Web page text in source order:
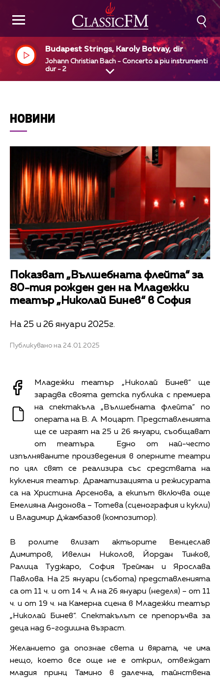
Budapest Strings, Karoly Botvay, dir
Johann Christian Bach - Concerto a piu instrumenti in
dur - 2
НОВИНИ
Показват „Вълшебната флейта“ за
80-тия рожден ден на Младежки
театър „Николай Бинев“ в София
На 25 и 26 януари 2025г.
Публикувано на 24.01.2025
Младежки театър „Николай Бинев“ ще
зарадва своята детска публика с премиера
на спектакъла „Вълшебната флейта“ по
операта на В. А. Моцарт. Представленията
ще се играят на 25 и 26 януари, съобщават
от театъра. Едно от най-често
изпълняваните произведения в оперните театри
по цял свят се реализира със средствата на
кукления театър. Драматизацията и режисурата
са на Христина Арсенова, а екипът включва още
Емелияна Андонова – Тотева (сценография и кукли)
и Владимир Джамбазов (композитор).
В ролите влизат актьорите Венцеслав
Димитров, Ивелин Николов, Йордан Тинков,
Ралица Туджаро, София Трейман и Ярослава
Павлова. На 25 януари (събота) представленията
са от 11 ч. и от 14 ч. А на 26 януари (неделя) – от 11
ч. и от 19 ч. на Камерна сцена в Младежки театър
„Николай Бинев“. Спектакълът се препоръчва за
деца над 6-годишна възраст.
Желанието да опознае света и вярата, че има
нещо, което все още не е открил, отвеждат
младия принц Тамино в далечна, тайнствена